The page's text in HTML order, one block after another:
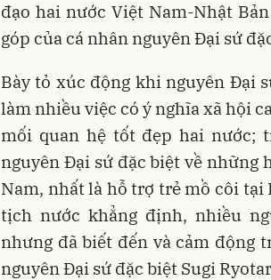
đạo hai nước Việt Nam-Nhật
góp của cá nhân nguyên Đại sứ
Bày tỏ xúc động khi nguyên Đại
làm nhiều việc có ý nghĩa xã hội
mối quan hệ tốt đẹp hai nước;
nguyên Đại sứ đặc biệt về những
Nam, nhất là hỗ trợ trẻ mồ côi tại
tịch nước khẳng định, nhiều
nhưng đã biết đến và cảm động
nguyên Đại sứ đặc biệt Sugi